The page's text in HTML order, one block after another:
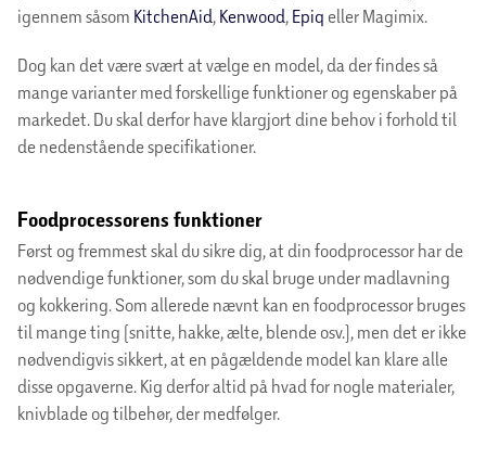
igennem såsom KitchenAid, Kenwood, Epiq eller Magimix.
Dog kan det være svært at vælge en model, da der findes så
mange varianter med forskellige funktioner og egenskaber på
markedet. Du skal derfor have klargjort dine behov i forhold til
de nedenstående specifikationer.
Foodprocessorens funktioner
Først og fremmest skal du sikre dig, at din foodprocessor har de
nødvendige funktioner, som du skal bruge under madlavning
og kokkering. Som allerede nævnt kan en foodprocessor bruges
til mange ting (snitte, hakke, ælte, blende osv.), men det er ikke
nødvendigvis sikkert, at en pågældende model kan klare alle
disse opgaverne. Kig derfor altid på hvad for nogle materialer,
knivblade og tilbehør, der medfølger.